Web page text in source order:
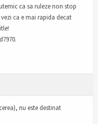
ca sa ruleze non stop
ca e mai rapida decat
nu este destinat